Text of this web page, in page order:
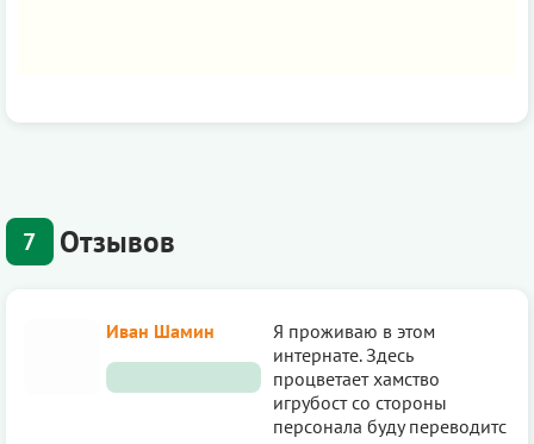
7 Отзывов
Иван Шамин
Я проживаю в этом
интернате. Здесь
процветает хамство
игрубост со стороны
персонала буду переводитс